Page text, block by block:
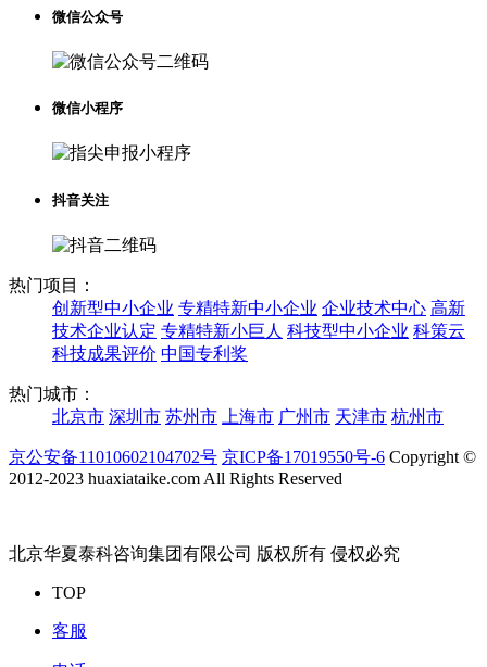
微信公众号
微信小程序
抖音关注
热门项目：
创新型中小企业 专精特新中小企业 企业技术中心 高新
技术企业认定 专精特新小巨人 科技型中小企业 科策云
科技成果评价 中国专利奖
热门城市：
北京市 深圳市 苏州市 上海市 广州市 天津市 杭州市
京公安备11010602104702号 京ICP备17019550号-6 Copyright ©
2012-2023 huaxiataike.com All Rights Reserved
北京华夏泰科咨询集团有限公司 版权所有 侵权必究
TOP
客服